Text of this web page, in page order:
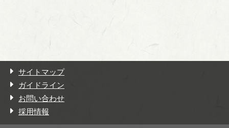
サイトマップ
ガイドライン
お問い合わせ
採用情報